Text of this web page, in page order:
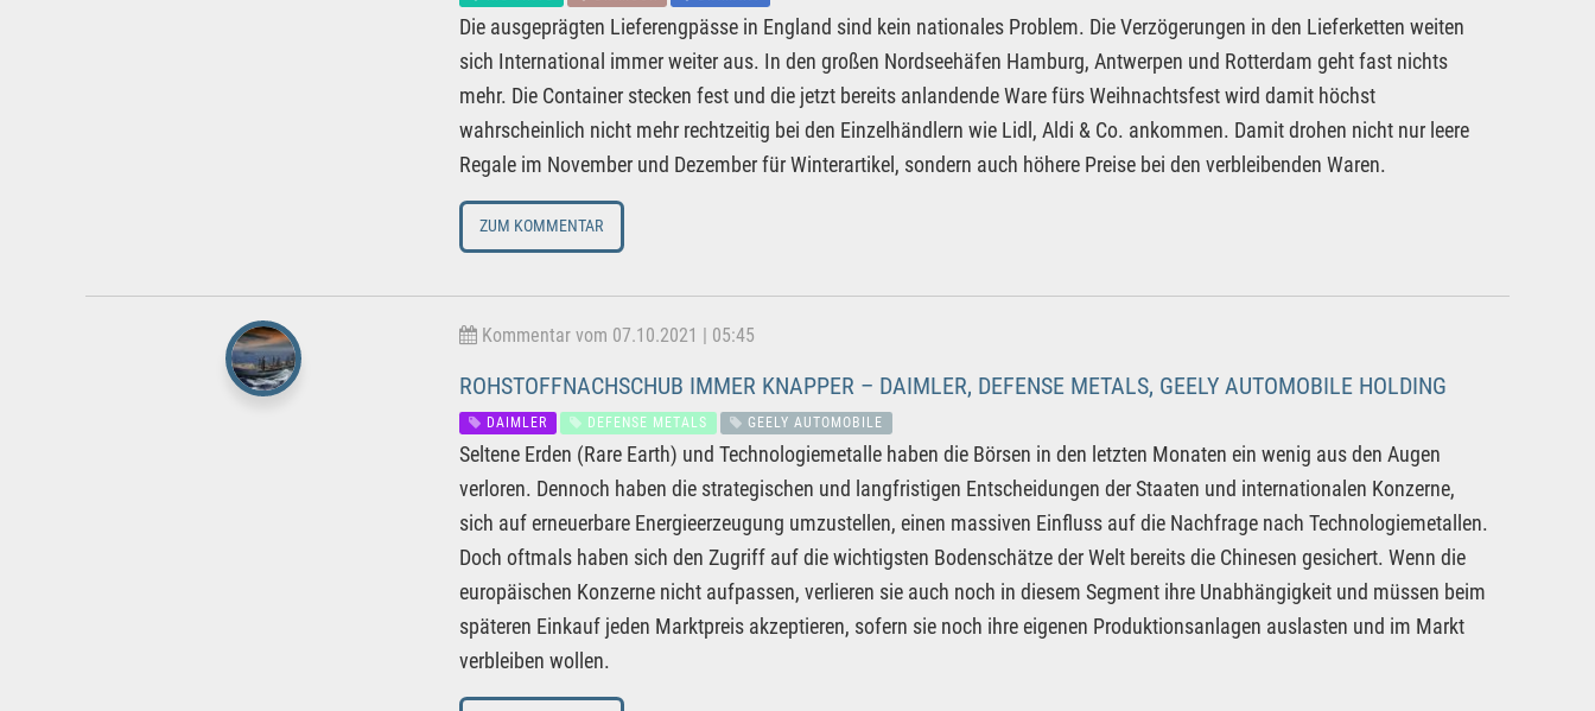
Die ausgeprägten Lieferengpässe in England sind kein nationales Problem. Die Verzögerungen in den Lieferketten weiten
sich International immer weiter aus. In den großen Nordseehäfen Hamburg, Antwerpen und Rotterdam geht fast nichts
mehr. Die Container stecken fest und die jetzt bereits anlandende Ware fürs Weihnachtsfest wird damit höchst
wahrscheinlich nicht mehr rechtzeitig bei den Einzelhändlern wie Lidl, Aldi & Co. ankommen. Damit drohen nicht nur leere
Regale im November und Dezember für Winterartikel, sondern auch höhere Preise bei den verbleibenden Waren.
ZUM KOMMENTAR
Kommentar vom 07.10.2021 | 05:45
ROHSTOFFNACHSCHUB IMMER KNAPPER – DAIMLER, DEFENSE METALS, GEELY AUTOMOBILE HOLDING
DAIMLER DEFENSE METALS GEELY AUTOMOBILE
Seltene Erden (Rare Earth) und Technologiemetalle haben die Börsen in den letzten Monaten ein wenig aus den Augen
verloren. Dennoch haben die strategischen und langfristigen Entscheidungen der Staaten und internationalen Konzerne,
sich auf erneuerbare Energieerzeugung umzustellen, einen massiven Einfluss auf die Nachfrage nach Technologiemetallen.
Doch oftmals haben sich den Zugriff auf die wichtigsten Bodenschätze der Welt bereits die Chinesen gesichert. Wenn die
europäischen Konzerne nicht aufpassen, verlieren sie auch noch in diesem Segment ihre Unabhängigkeit und müssen beim
späteren Einkauf jeden Marktpreis akzeptieren, sofern sie noch ihre eigenen Produktionsanlagen auslasten und im Markt
verbleiben wollen.